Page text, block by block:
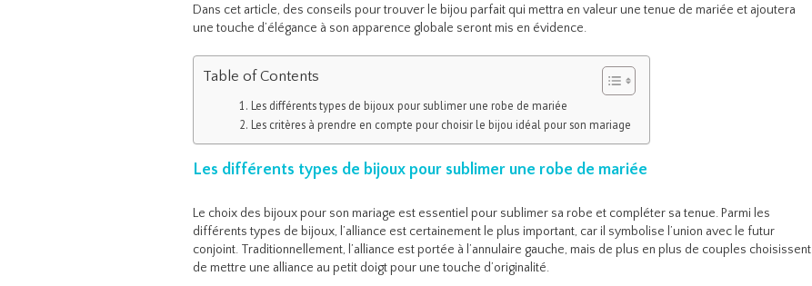
Dans cet article, des conseils pour trouver le bijou parfait qui mettra en valeur une tenue de mariée et ajoutera
une touche d’élégance à son apparence globale seront mis en évidence.
Table of Contents
Les différents types de bijoux pour sublimer une robe de mariée
Les critères à prendre en compte pour choisir le bijou idéal pour son mariage
Les différents types de bijoux pour sublimer une robe de mariée
Le choix des bijoux pour son mariage est essentiel pour sublimer sa robe et compléter sa tenue. Parmi les
différents types de bijoux, l’alliance est certainement le plus important, car il symbolise l’union avec le futur
conjoint. Traditionnellement, l’alliance est portée à l’annulaire gauche, mais de plus en plus de couples choisissent
de mettre une alliance au petit doigt pour une touche d’originalité.